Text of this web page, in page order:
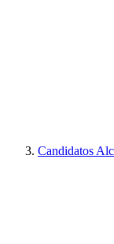
Candidatos